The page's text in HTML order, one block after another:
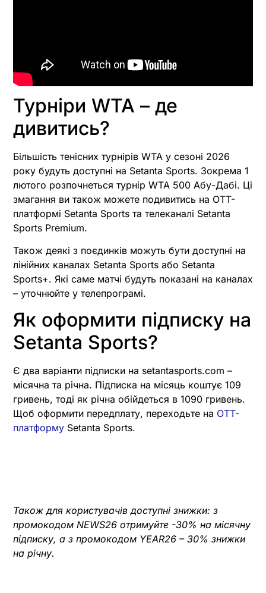
Турніри WTA – де
дивитись?
Більшість тенісних турнірів WTA у сезоні 2026
року будуть доступні на Setanta Sports. Зокрема 1
лютого розпочнеться турнір WTA 500 Абу-Дабі. Ці
змагання ви також можете подивитись на OTT-
платформі Setanta Sports та телеканалі Setanta
Sports Premium.
Також деякі з поєдинків можуть бути доступні на
лінійних каналах Setanta Sports або Setanta
Sports+. Які саме матчі будуть показані на каналах
– уточнюйте у телепрограмі.
Як оформити підписку на
Setanta Sports?
Є два варіанти підписки на setantasports.com –
місячна та річна. Підписка на місяць коштує 109
гривень, тоді як річна обійдеться в 1090 гривень.
Щоб оформити передплату, переходьте на OTT-
платформу Setanta Sports.
Також для користувачів доступні знижки: з
промокодом NEWS26 отримуйте -30% на місячну
підписку, а з промокодом YEAR26 – 30% знижки
на річну.